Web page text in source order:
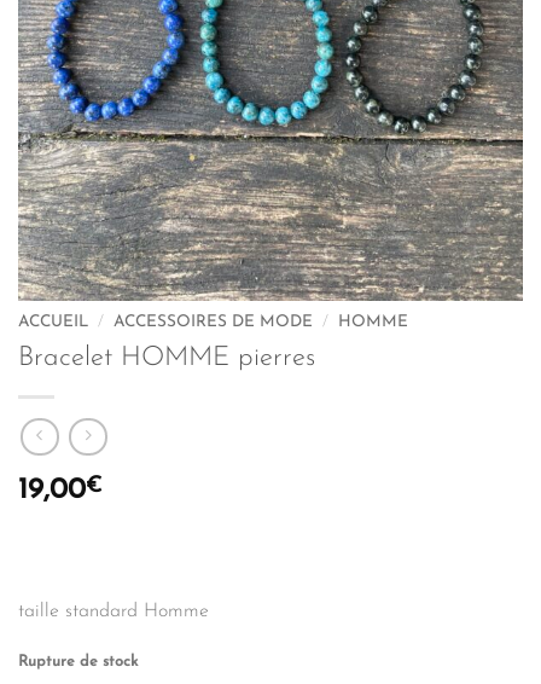
ACCUEIL / ACCESSOIRES DE MODE / HOMME
Bracelet HOMME pierres
19,00€
taille standard Homme
Rupture de stock